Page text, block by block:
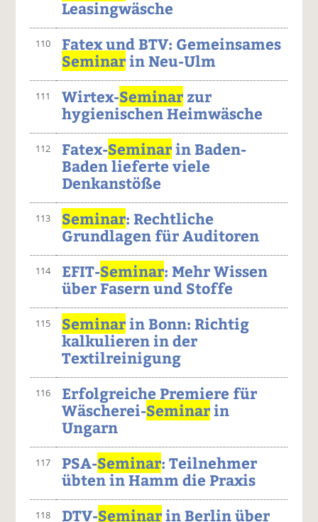
Leasingwäsche
110
Fatex und BTV: Gemeinsames
Seminarin Neu-Ulm
111 Wirtex-Seminar zur
hygienischen Heimwäsche
112 Fatex-Seminarin Baden-
Baden lieferte viele
Denkanstöße
113 Seminar: Rechtliche
Grundlagen für Auditoren
114 EFIT-Seminar: Mehr Wissen
über Fasern und Stoffe
115 Seminarin Bonn: Richtig
kalkulieren in der
Textilreinigung
116
Erfolgreiche Premiere für
Wäscherei-Seminarin
Ungarn
117 PSA-Seminar: Teilnehmer
übten in Hamm die Praxis
118 DTV-Seminarin Berlin über